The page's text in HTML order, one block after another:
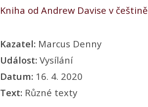
Kniha od Andrew Davise v češtině
Kazatel: Marcus Denny
Událost: Vysílání
Datum: 16. 4. 2020
Text: Různé texty